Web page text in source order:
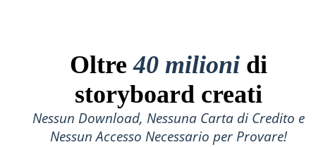
Oltre40 milioni di
storyboard creati
Nessun Download, Nessuna Carta di Credito e
Nessun Accesso Necessario per Provare!